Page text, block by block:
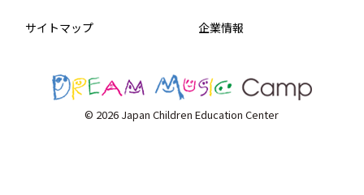
サイトマップ 企業情報
© 2026 Japan Children Education Center